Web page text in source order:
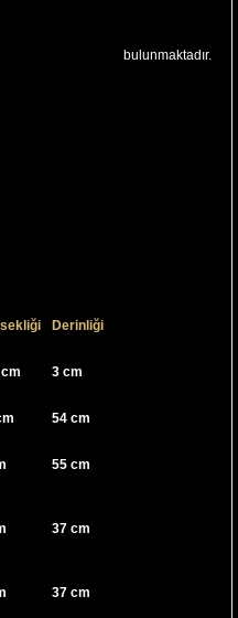
bulunmaktadır.
Derinliği
3 cm
54 cm
55 cm
37 cm
37 cm